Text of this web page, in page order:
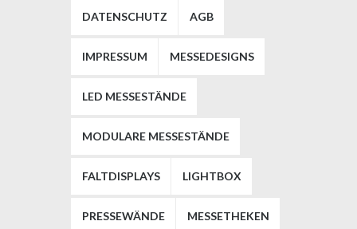
DATENSCHUTZ AGB
IMPRESSUM MESSEDESIGNS
LED MESSESTÄNDE
MODULARE MESSESTÄNDE
FALTDISPLAYS LIGHTBOX
PRESSEWÄNDE MESSETHEKEN